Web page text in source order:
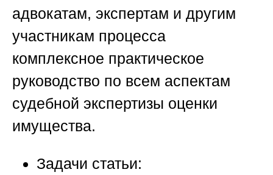
адвокатам, экспертам и другим
участникам процесса
комплексное практическое
руководство по всем аспектам
судебной экспертизы оценки
имущества.
Задачи статьи: